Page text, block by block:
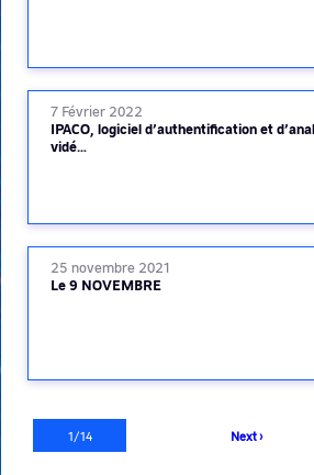
7 Février 2022
IPACO, logiciel d’authentification et
vidé…
25 novembre 2021
Le 9 NOVEMBRE
PaginationPage
courante
1/14
Page
Next ›